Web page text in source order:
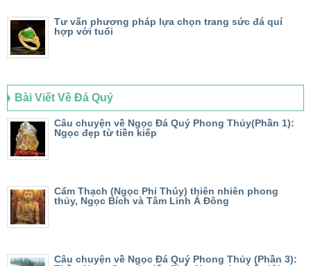
Tư vấn phương pháp lựa chọn trang sức đá quí
hợp với tuổi
Bài Viết Về Đá Quý
Câu chuyện về Ngọc Đá Quý Phong Thủy(Phần 1):
Ngọc đẹp từ tiền kiếp
Cẩm Thạch (Ngọc Phỉ Thúy) thiên nhiên phong
thủy, Ngọc Bích và Tâm Linh Á Đông
Câu chuyện về Ngọc Đá Quý Phong Thủy (Phần 3):